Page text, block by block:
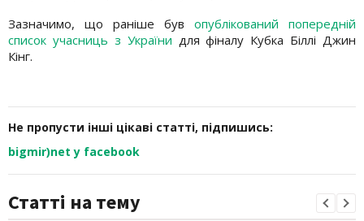
Зазначимо, що раніше був опублікований попередній
список учасниць з України для фіналу Кубка Біллі Джин
Кінг.
Не пропусти інші цікаві статті, підпишись:
bigmir)net у facebook
Статті на тему